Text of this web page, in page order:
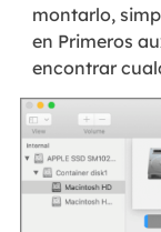
montarlo,
en Primeros
encontrar